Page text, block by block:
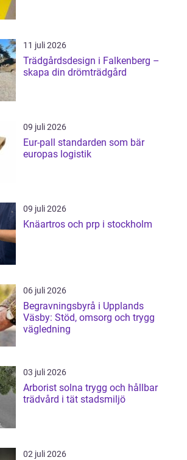
11 juli 2026
Trädgårdsdesign i Falkenberg –
skapa din drömträdgård
09 juli 2026
Eur-pall standarden som bär
europas logistik
09 juli 2026
Knäartros och prp i stockholm
06 juli 2026
Begravningsbyrå i Upplands
Väsby: Stöd, omsorg och trygg
vägledning
03 juli 2026
Arborist solna trygg och hållbar
trädvård i tät stadsmiljö
02 juli 2026